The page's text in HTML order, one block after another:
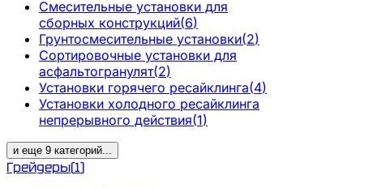
Смесительные установки для
сборных конструкций(6)
Грунтосмесительные установки(2)
Сортировочные установки для
асфальтогранулят(2)
Установки горячего ресайклинга(4)
Установки холодного ресайклинга
непрерывного действия(1)
и еще 9 категорий...
Грейдеры(1)